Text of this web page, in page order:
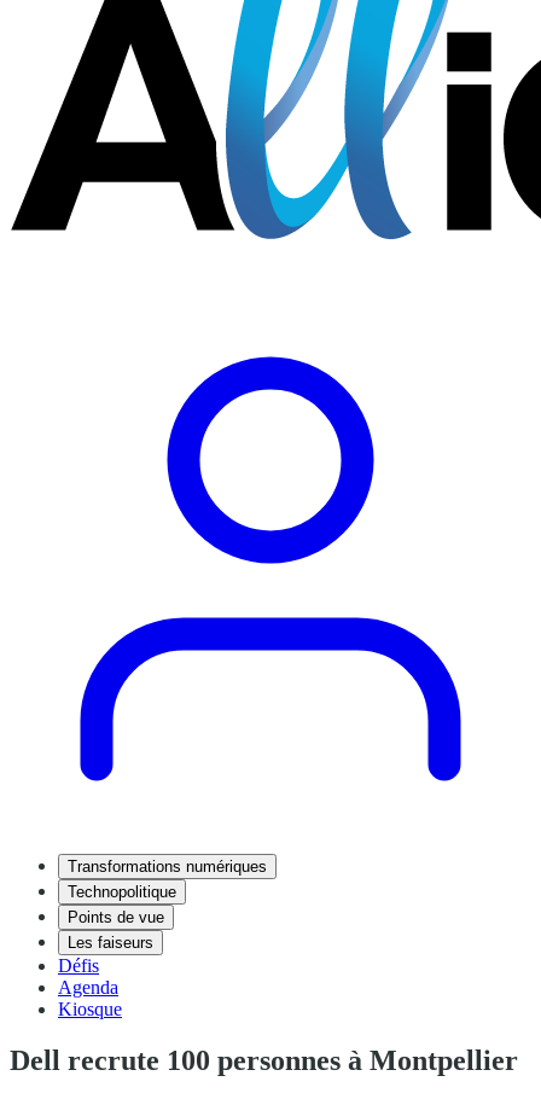
Transformations numériques
Technopolitique
Points de vue
Les faiseurs
Défis
Agenda
Kiosque
Dell recrute 100 personnes à Montpellier